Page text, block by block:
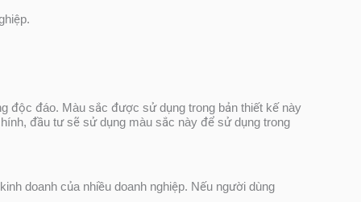
độc đáo. Màu sắc được sử dụng trong bản thiết kế này
đầu tư sẽ sử dụng màu sắc này để sử dụng trong
doanh của nhiều doanh nghiệp. Nếu người dùng